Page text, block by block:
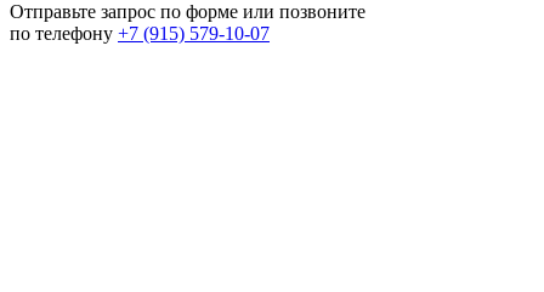
Отправьте запрос по форме или позвоните
по телефону +7 (915) 579-10-07